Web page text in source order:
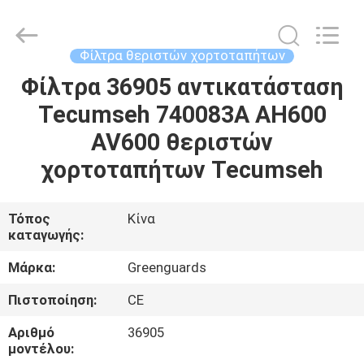
ΣΠΊΤΙ
ΠΡΟΪΌΝΤΑ
ΠΕΡΊΠΟΥ
ΕΜΕΊΣ
ΓΎΡΟΣ
ΕΡΓΟΣΤΑΣΊΩΝ
ΠΟΙΟΤΙΚΌΣ
Trading
Rights
Reserved.
Φίλτρα θεριστών χορτοταπήτων
Φίλτρα 36905 αντικατάσταση
Tecumseh 740083A AH600
AV600 θεριστών
χορτοταπήτων Tecumseh
Τόπος
καταγωγής:
Κίνα
Μάρκα:
Greenguards
Πιστοποίηση:
CE
Αριθμό
μοντέλου:
36905